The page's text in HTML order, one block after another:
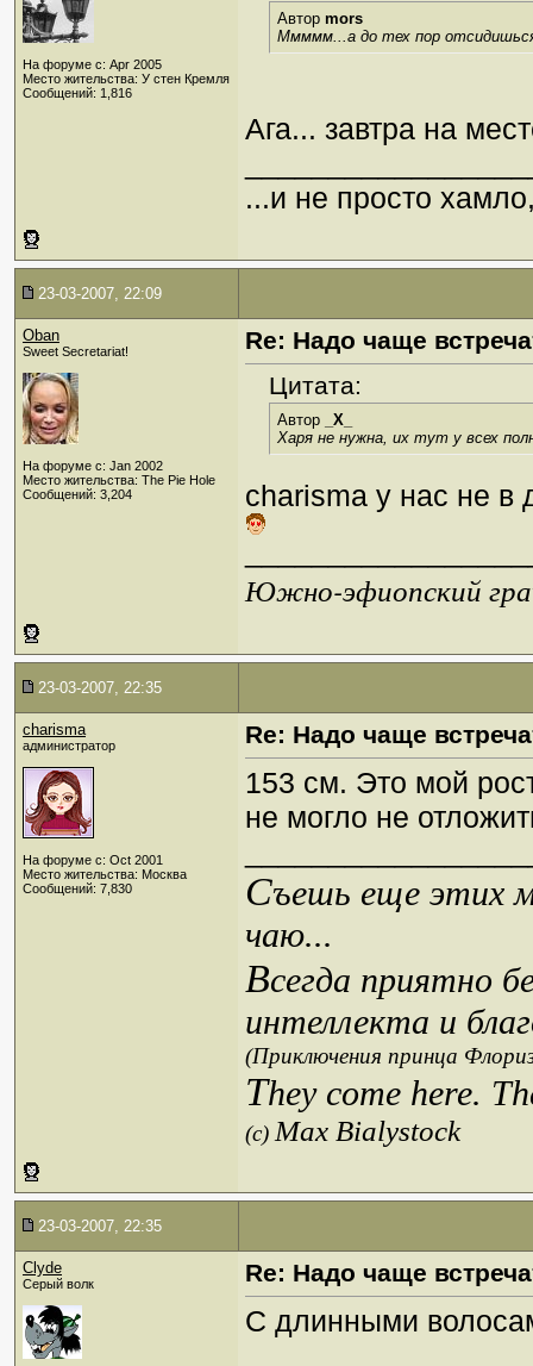
На форуме с: Apr 2005
Место жительства: У стен Кремля
Сообщений: 1,816
Автор mors
Ммммм...а до тех пор
Ага... завтра на
...и не просто
23-03-2007, 22:09
Oban
Sweet Secretariat!
На форуме с: Jan 2002
Место жительства: The Pie Hole
Сообщений: 3,204
Re: Надо чаще
Цитата:
Автор
_X_
Харя не нужна, их тут у всех
charisma у нас не в
Южно-эфиопский
23-03-2007, 22:35
charisma
администратор
На форуме с: Oct 2001
Место жительства: Москва
Сообщений: 7,830
Re: Надо чаще
153 см. Это мой
не могло не
Съешь еще этих
чаю...
Всегда приятно
интеллекта и
(Приключения принца
They come here.
(c)Max Bialystock
23-03-2007, 22:35
Clyde
Серый волк Re: Надо чаще
С длинными